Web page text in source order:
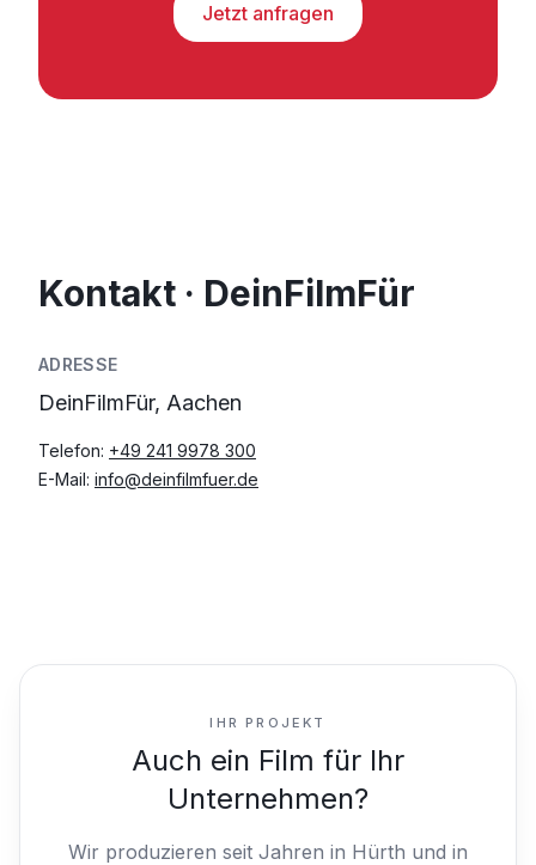
Jetzt anfragen
Kontakt · DeinFilmFür
ADRESSE
DeinFilmFür, Aachen
Telefon: +49 241 9978 300
E-Mail: info@deinfilmfuer.de
IHR PROJEKT
Auch ein Film für Ihr
Unternehmen?
Wir produzieren seit Jahren in Hürth und in